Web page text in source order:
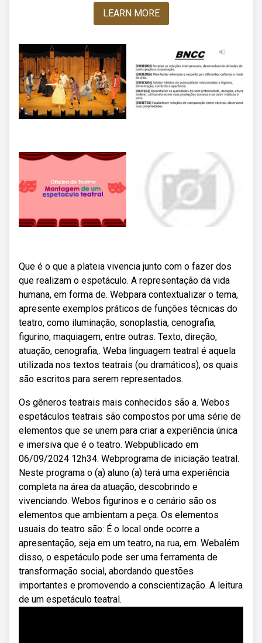
LEARN MORE
Que é o que a plateia vivencia junto com o fazer dos
que realizam o espetáculo. A representação da vida
humana, em forma de. Webpara contextualizar o tema,
apresente exemplos práticos de funções técnicas do
teatro, como iluminação, sonoplastia, cenografia,
figurino, maquiagem, entre outras. Texto, direção,
atuação, cenografia,. Weba linguagem teatral é aquela
utilizada nos textos teatrais (ou dramáticos), os quais
são escritos para serem representados.
Os gêneros teatrais mais conhecidos são a. Webos
espetáculos teatrais são compostos por uma série de
elementos que se unem para criar a experiência única
e imersiva que é o teatro. Webpublicado em
06/09/2024 12h34. Webprograma de iniciação teatral.
Neste programa o (a) aluno (a) terá uma experiência
completa na área da atuação, descobrindo e
vivenciando. Webos figurinos e o cenário são os
elementos que ambientam a peça. Os elementos
usuais do teatro são: É o local onde ocorre a
apresentação, seja em um teatro, na rua, em. Webalém
disso, o espetáculo pode ser uma ferramenta de
transformação social, abordando questões
importantes e promovendo a conscientização. A leitura
de um espetáculo teatral.